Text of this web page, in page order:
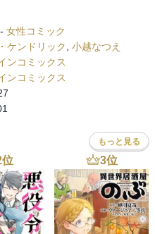
- 女性コミック
ケンドリック
小越なつえ
ンコミックス
ンコミックス
もっと見る
位 3位